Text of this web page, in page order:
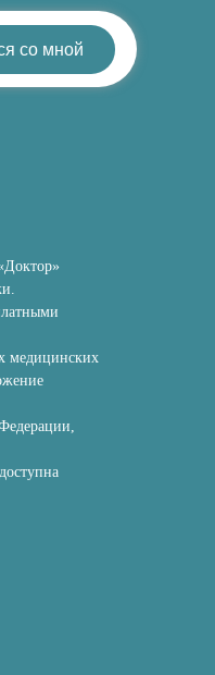
со мной
медицинских